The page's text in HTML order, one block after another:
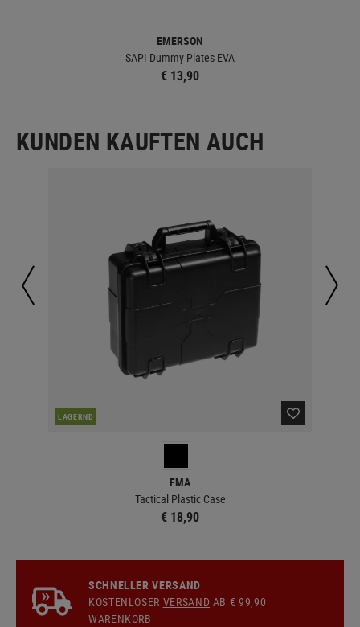
EMERSON
SAPI Dummy Plates EVA
€ 13,90
KUNDEN KAUFTEN AUCH
LAGERND
FMA
Tactical Plastic Case
€ 18,90
SCHNELLER VERSAND
KOSTENLOSER VERSAND AB € 99,90
WARENKORB